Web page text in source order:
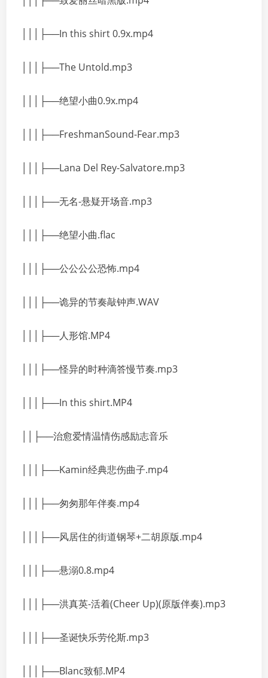
│││├──In this shirt 0.9x.mp4
│││├──The Untold.mp3
│││├──绝望小曲0.9x.mp4
│││├──FreshmanSound-Fear.mp3
│││├──Lana Del Rey-Salvatore.mp3
│││├──无名-悬疑开场音.mp3
│││├──绝望小曲.flac
│││├──公公公公恐怖.mp4
│││├──诡异的节奏敲钟声.WAV
│││├──人形馆.MP4
│││├──怪异的时种滴答慢节奏.mp3
│││├──In this shirt.MP4
││├──治愈爱情温情伤感励志音乐
│││├──Kamin经典悲伤曲子.mp4
│││├──匆匆那年伴奏.mp4
│││├──风居住的街道钢琴+二胡原版.mp4
│││├──悬溺0.8.mp4
│││├──洪真英-活着(Cheer Up)(原版伴奏).mp3
│││├──圣诞快乐劳伦斯.mp3
│││├──Blanc致郁.MP4